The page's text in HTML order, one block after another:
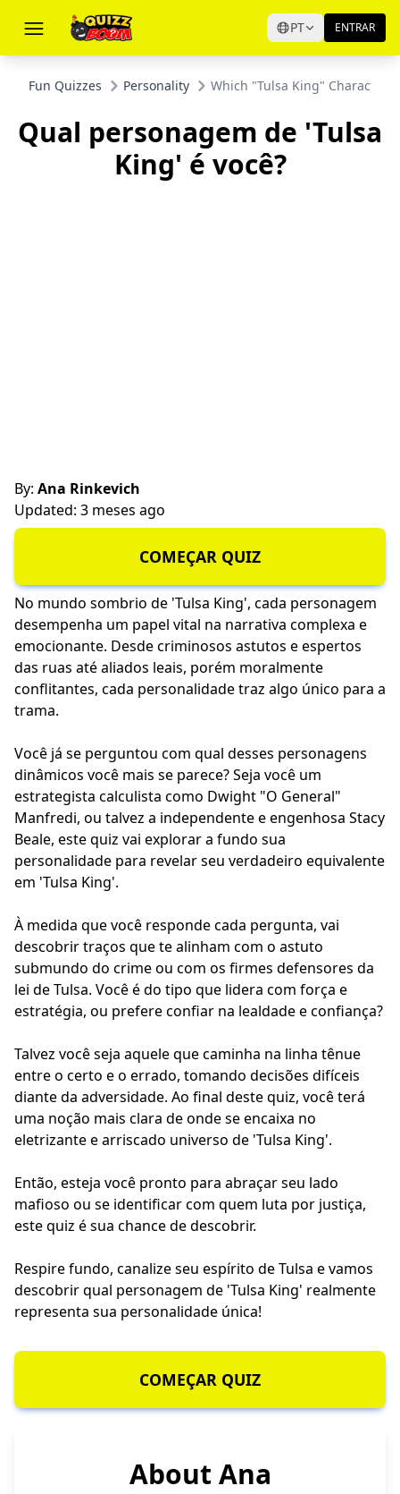
PT ENTRAR
Fun Quizzes Personality Which "Tulsa King" Character
Qual personagem de 'Tulsa
King' é você?
By: Ana Rinkevich
Updated: 3 meses ago
COMEÇAR QUIZ
No mundo sombrio de 'Tulsa King', cada personagem
desempenha um papel vital na narrativa complexa e
emocionante. Desde criminosos astutos e espertos
das ruas até aliados leais, porém moralmente
conflitantes, cada personalidade traz algo único para a
trama.
Você já se perguntou com qual desses personagens
dinâmicos você mais se parece? Seja você um
estrategista calculista como Dwight "O General"
Manfredi, ou talvez a independente e engenhosa Stacy
Beale, este quiz vai explorar a fundo sua
personalidade para revelar seu verdadeiro equivalente
em 'Tulsa King'.
À medida que você responde cada pergunta, vai
descobrir traços que te alinham com o astuto
submundo do crime ou com os firmes defensores da
lei de Tulsa. Você é do tipo que lidera com força e
estratégia, ou prefere confiar na lealdade e confiança?
Talvez você seja aquele que caminha na linha tênue
entre o certo e o errado, tomando decisões difíceis
diante da adversidade. Ao final deste quiz, você terá
uma noção mais clara de onde se encaixa no
eletrizante e arriscado universo de 'Tulsa King'.
Então, esteja você pronto para abraçar seu lado
mafioso ou se identificar com quem luta por justiça,
este quiz é sua chance de descobrir.
Respire fundo, canalize seu espírito de Tulsa e vamos
descobrir qual personagem de 'Tulsa King' realmente
representa sua personalidade única!
COMEÇAR QUIZ
About Ana